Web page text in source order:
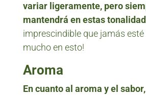
variar ligeramente, pero
mantendrá en estas
imprescindible que jamás esté
mucho en esto!
Aroma
En cuanto al aroma y el